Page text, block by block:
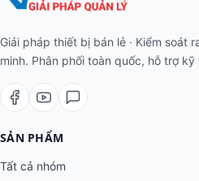
Giải pháp thiết bị bán lẻ · Kiểm soát
minh. Phân phối toàn quốc, hỗ trợ kỹ
SẢN PHẨM
Tất cả nhóm